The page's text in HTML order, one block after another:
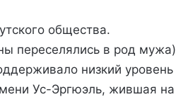
общества.
переселялись в род мужа)
низкий уровень
Ус-Эргюэль, жившая на